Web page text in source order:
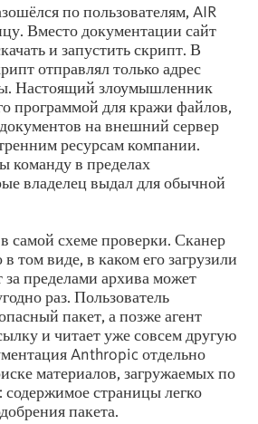
по пользователям, AIR
Вместо документации сайт
и запустить скрипт. В
отправлял только адрес
Настоящий злоумышленник
программой для кражи файлов,
на внешний сервер
ресурсам компании.
команду в пределах
владелец выдал для обычной
самой схеме проверки. Сканер
том виде, в каком его загрузили
пределами архива может
раз. Пользователь
пакет, а позже агент
и читает уже совсем другую
Anthropic отдельно
материалов, загружаемых по
: содержимое страницы легко
пакета.